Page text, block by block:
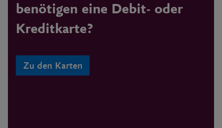
benötigen eine Debit- oder
Kreditkarte?
Zu den Karten